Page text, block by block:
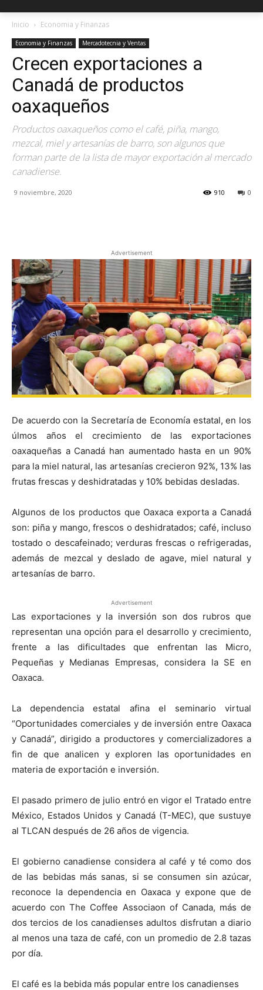
Inicio Economia y Finanzas
Economia y Finanzas Mercadotecnia y Ventas
Crecen exportaciones a
Canadá de productos
oaxaqueños
Productos oaxaqueños como el café, piña, mango,
mezcal, miel y artesanías de barro, son algunos que
forman parte de la lista de mayor exportación al mercado
canadiense.
9 noviembre, 2020 0
910
Advertisement
De acuerdo con la Secretaría de Economía estatal, en los
úlmos años el crecimiento de las exportaciones
oaxaqueñas a Canadá han aumentado hasta en un 90%
para la miel natural, las artesanías crecieron 92%, 13% las
frutas frescas y deshidratadas y 10% bebidas desladas.
Algunos de los productos que Oaxaca exporta a Canadá
son: piña y mango, frescos o deshidratados; café, incluso
tostado o descafeinado; verduras frescas o refrigeradas,
además de mezcal y deslado de agave, miel natural y
artesanías de barro.
Advertisement
Las exportaciones y la inversión son dos rubros que
representan una opción para el desarrollo y crecimiento,
frente a las dificultades que enfrentan las Micro,
Pequeñas y Medianas Empresas, considera la SE en
Oaxaca.
La dependencia estatal afina el seminario virtual
“Oportunidades comerciales y de inversión entre Oaxaca
y Canadá”, dirigido a productores y comercializadores a
fin de que analicen y exploren las oportunidades en
materia de exportación e inversión.
El pasado primero de julio entró en vigor el Tratado entre
México, Estados Unidos y Canadá (T-MEC), que sustuye
al TLCAN después de 26 años de vigencia.
El gobierno canadiense considera al café y té como dos
de las bebidas más sanas, si se consumen sin azúcar,
reconoce la dependencia en Oaxaca y expone que de
acuerdo con The Coffee Associaon of Canada, más de
dos tercios de los canadienses adultos disfrutan a diario
al menos una taza de café, con un promedio de 2.8 tazas
por día.
El café es la bebida más popular entre los canadienses